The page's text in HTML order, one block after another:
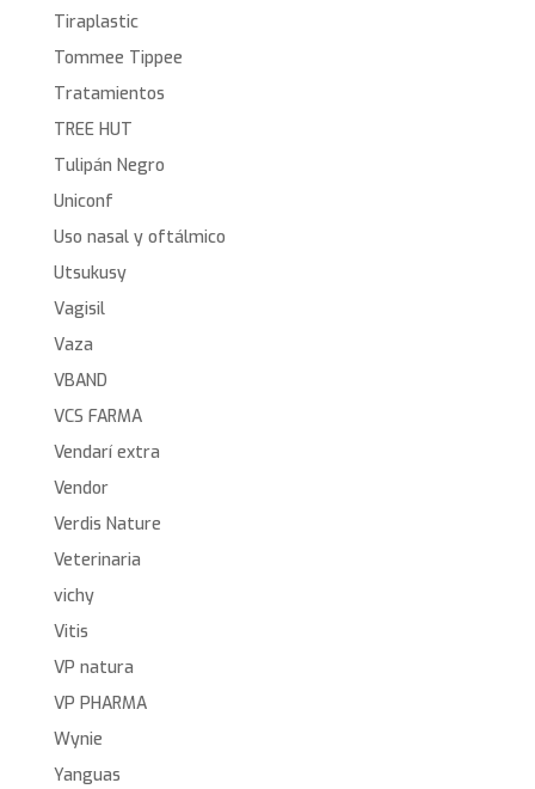
Tiraplastic
Tommee Tippee
Tratamientos
TREE HUT
Tulipán Negro
Uniconf
Uso nasal y oftálmico
Utsukusy
Vagisil
Vaza
VBAND
VCS FARMA
Vendarí extra
Vendor
Verdis Nature
Veterinaria
vichy
Vitis
VP natura
VP PHARMA
Wynie
Yanguas